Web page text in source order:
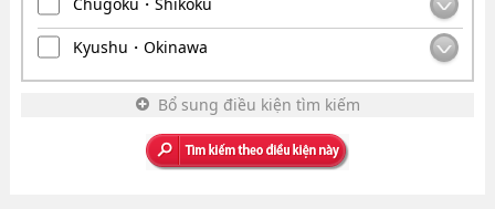
Kyushu・Okinawa
Bổ sung điều kiện tìm kiếm